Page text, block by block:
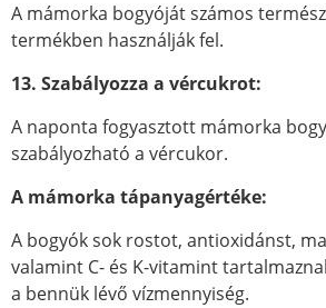
A mámorka bogyóját számos
termékben használják fel.
13. Szabályozza a vércukrot:
A naponta fogyasztott mámorka
szabályozható a vércukor.
A mámorka tápanyagértéke:
A bogyók sok rostot, antioxidánst,
valamint C- és K-vitamint
a bennük lévő vízmennyiség.